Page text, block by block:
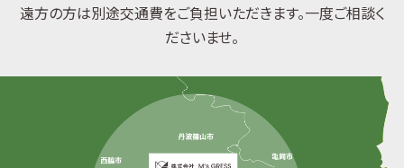
遠方の方は別途交通費をご負担いただきます。一度ご相談く
ださいませ。